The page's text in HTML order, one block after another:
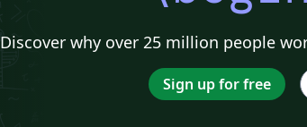
Discover why over 25 million people
Sign up for free